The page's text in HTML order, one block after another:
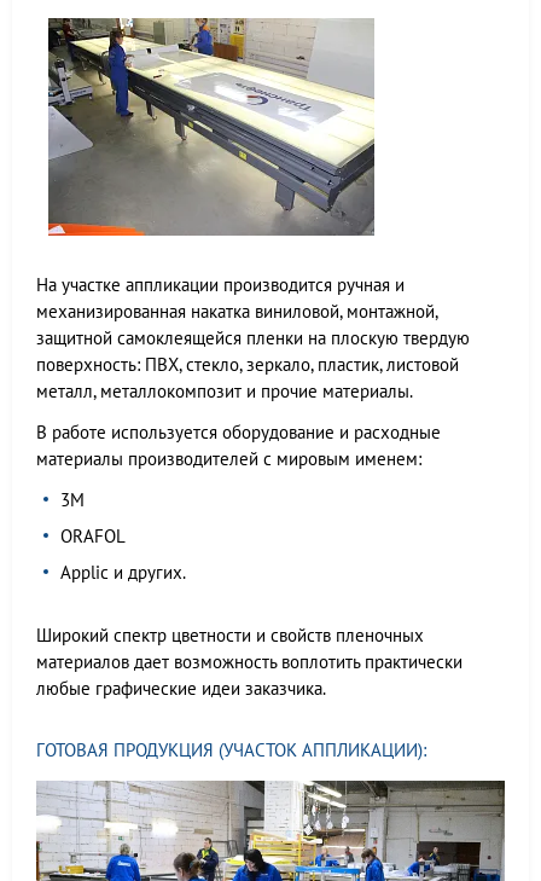
На участке аппликации производится ручная и
механизированная накатка виниловой, монтажной,
защитной самоклеящейся пленки на плоскую твердую
поверхность: ПВХ, стекло, зеркало, пластик, листовой
металл, металлокомпозит и прочие материалы.
В работе используется оборудование и расходные
материалы производителей с мировым именем:
3М
ORAFOL
Applic и других.
Широкий спектр цветности и свойств пленочных
материалов дает возможность воплотить практически
любые графические идеи заказчика.
ГОТОВАЯ ПРОДУКЦИЯ (УЧАСТОК АППЛИКАЦИИ):